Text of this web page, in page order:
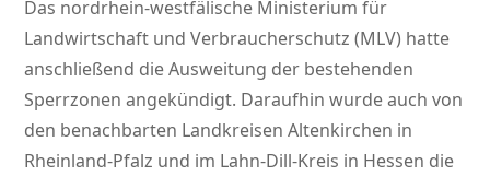
Das nordrhein-westfälische Ministerium für
Landwirtschaft und Verbraucherschutz (MLV) hatte
anschließend die Ausweitung der bestehenden
Sperrzonen angekündigt. Daraufhin wurde auch von
den benachbarten Landkreisen Altenkirchen in
Rheinland-Pfalz und im Lahn-Dill-Kreis in Hessen die